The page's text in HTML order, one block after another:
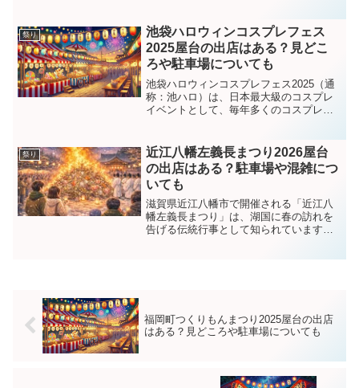
渡御や、玉前神社での神事など迫力満
点。例年は境内や会...
祭り
池袋ハロウィンコスプレフェス
2025屋台の出店はある？見どこ
ろや駐車場についても
池袋ハロウィンコスプレフェス2025（通
称：池ハロ）は、日本最大級のコスプレ
イベントとして、毎年多くのコスプレイ
レードやステージイベントなど、さまざ
まな企画が盛りだくさ...
祭り
近江八幡左義長まつり2026屋台
の出店はある？駐車場や混雑につ
いても
滋賀県近江八幡市で開催される「近江八
幡左義長まつり」は、湖国に春の訪れを
告げる伝統行事として知られています。
福岡町つくりもんまつり2025屋台の出店
はある？見どころや駐車場についても